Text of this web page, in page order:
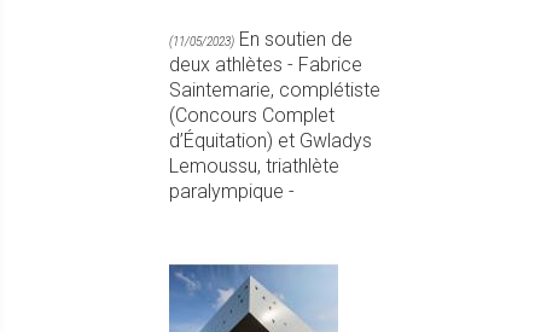
(11/05/2023) En soutien de
deux athlètes - Fabrice
Saintemarie, complétiste
(Concours Complet
d’Équitation) et Gwladys
Lemoussu, triathlète
paralympique -